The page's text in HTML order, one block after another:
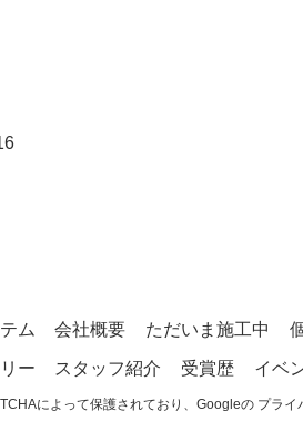
ム ただいま施工中
スタッフ紹介 イベ
会社概要
ー 受賞歴
によって保護されており、Googleの プライ